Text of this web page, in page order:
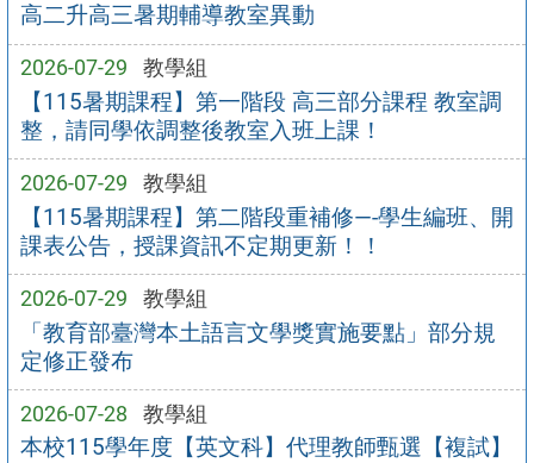
高二升高三暑期輔導教室異動
2026-07-29 教學組
【115暑期課程】第一階段 高三部分課程 教室調
整，請同學依調整後教室入班上課！
2026-07-29 教學組
【115暑期課程】第二階段重補修—-學生編班、開
課表公告，授課資訊不定期更新！！
2026-07-29 教學組
「教育部臺灣本土語言文學獎實施要點」部分規
定修正發布
2026-07-28 教學組
本校115學年度【英文科】代理教師甄選【複試】